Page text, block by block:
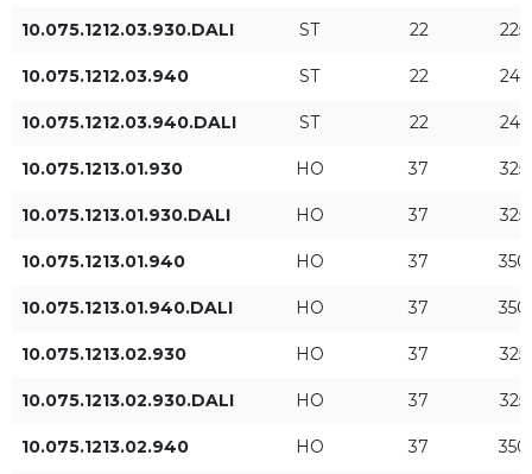
Długość L [mm] Średnica [mm]
świetlnego
10.075.1212.03.930.DALI ST 22
10.075.1212.03.940 ST 22
10.075.1212.03.940.DALI ST 22
10.075.1213.01.930 HO 37
10.075.1213.01.930.DALI HO 37
10.075.1213.01.940 HO 37
10.075.1213.01.940.DALI HO 37
10.075.1213.02.930 HO 37
10.075.1213.02.930.DALI HO 37
10.075.1213.02.940 HO 37